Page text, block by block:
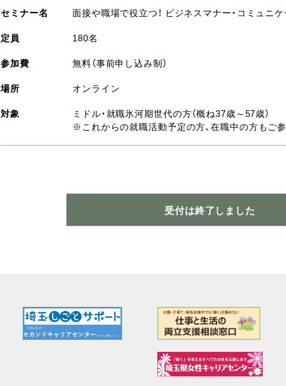
セミナー名
面接や職場で役立つ！ ビジネスマナー・コミュニ
定員
180名
参加費
無料（事前申し込み制）
場所
オンライン
対象
ミドル・就職氷河期世代の方（概ね37歳～57歳）
※これからの就職活動予定の方、在職中の方もご
受付は終了しました